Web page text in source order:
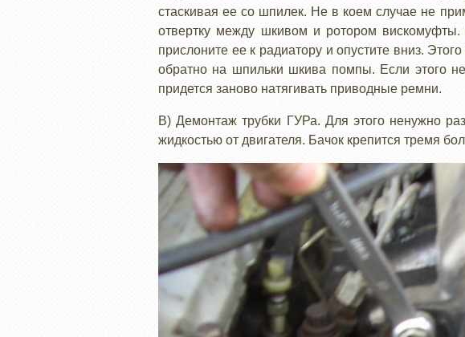
стаскивая ее со шпилек. Не в коем случае не
отвертку между шкивом и ротором
прислоните ее к радиатору и опустите вниз.
обратно на шпильки шкива помпы. Если этого
придется заново натягивать приводные ремни.
В) Демонтаж трубки ГУРа. Для этого ненужно
жидкостью от двигателя. Бачок крепится тремя